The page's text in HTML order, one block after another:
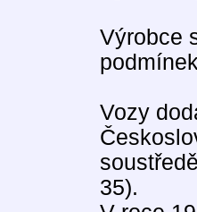
Výrobce
Vozy
35).